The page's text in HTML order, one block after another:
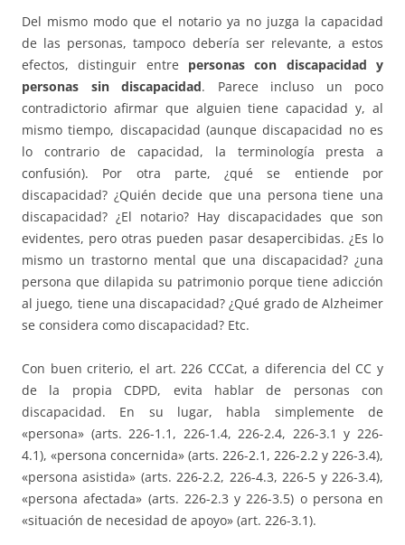
Del mismo modo que el notario ya no juzga la capacidad
de las personas, tampoco debería ser relevante, a estos
efectos, distinguir entre personas con discapacidad y
personas sin discapacidad. Parece incluso un poco
contradictorio afirmar que alguien tiene capacidad y, al
mismo tiempo, discapacidad (aunque discapacidad no es
lo contrario de capacidad, la terminología presta a
confusión). Por otra parte, ¿qué se entiende por
discapacidad? ¿Quién decide que una persona tiene una
discapacidad? ¿El notario? Hay discapacidades que son
evidentes, pero otras pueden pasar desapercibidas. ¿Es lo
mismo un trastorno mental que una discapacidad? ¿una
persona que dilapida su patrimonio porque tiene adicción
al juego, tiene una discapacidad? ¿Qué grado de Alzheimer
se considera como discapacidad? Etc.
Con buen criterio, el art. 226 CCCat, a diferencia del CC y
de la propia CDPD, evita hablar de personas con
discapacidad. En su lugar, habla simplemente de
«persona» (arts. 226-1.1, 226-1.4, 226-2.4, 226-3.1 y 226-
4.1), «persona concernida» (arts. 226-2.1, 226-2.2 y 226-3.4),
«persona asistida» (arts. 226-2.2, 226-4.3, 226-5 y 226-3.4),
«persona afectada» (arts. 226-2.3 y 226-3.5) o persona en
«situación de necesidad de apoyo» (art. 226-3.1).